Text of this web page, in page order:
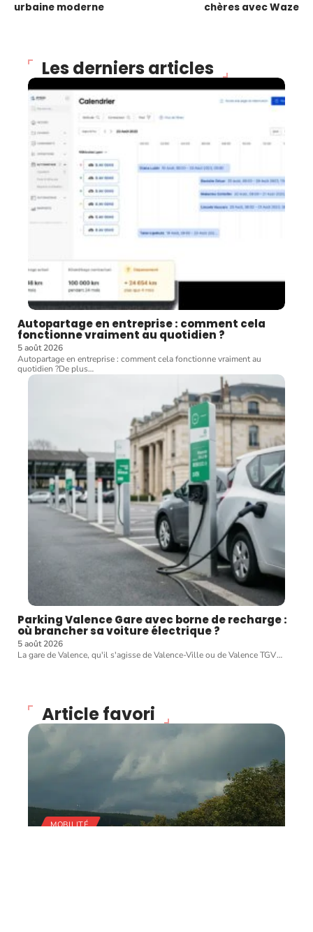
urbaine moderne
chères avec Waze
Les derniers articles
Autopartage en entreprise : comment cela
fonctionne vraiment au quotidien ?
5 août 2026
Autopartage en entreprise : comment cela fonctionne vraiment au
quotidien ?De plus…
Parking Valence Gare avec borne de recharge :
où brancher sa voiture électrique ?
5 août 2026
La gare de Valence, qu'il s'agisse de Valence-Ville ou de Valence TGV…
Article favori
MOBILITÉ